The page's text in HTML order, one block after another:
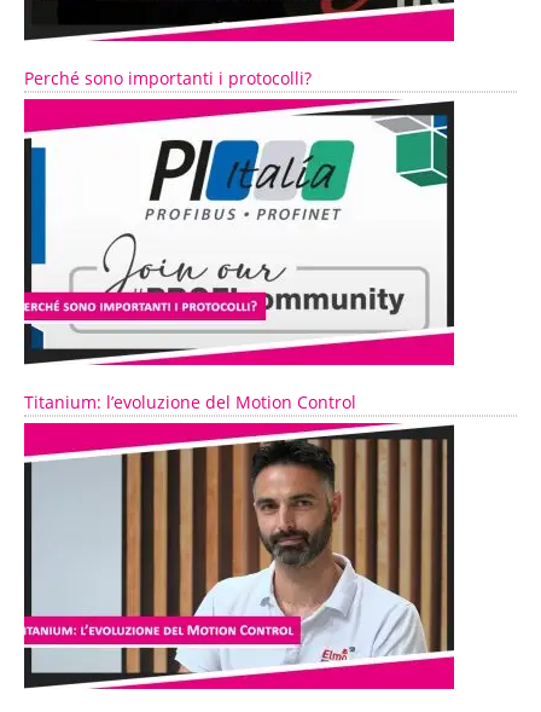
Perché sono importanti i protocolli?
Titanium: l’evoluzione del Motion Control